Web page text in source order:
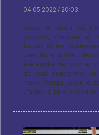
04.05.2022 / 20:03
Avant le début du
toujours, s'amuser et
forces et les
une tâche inutile.,
été étudié de fond en
de nous concentrer
mode Vanga, pour le
L'arme la plus